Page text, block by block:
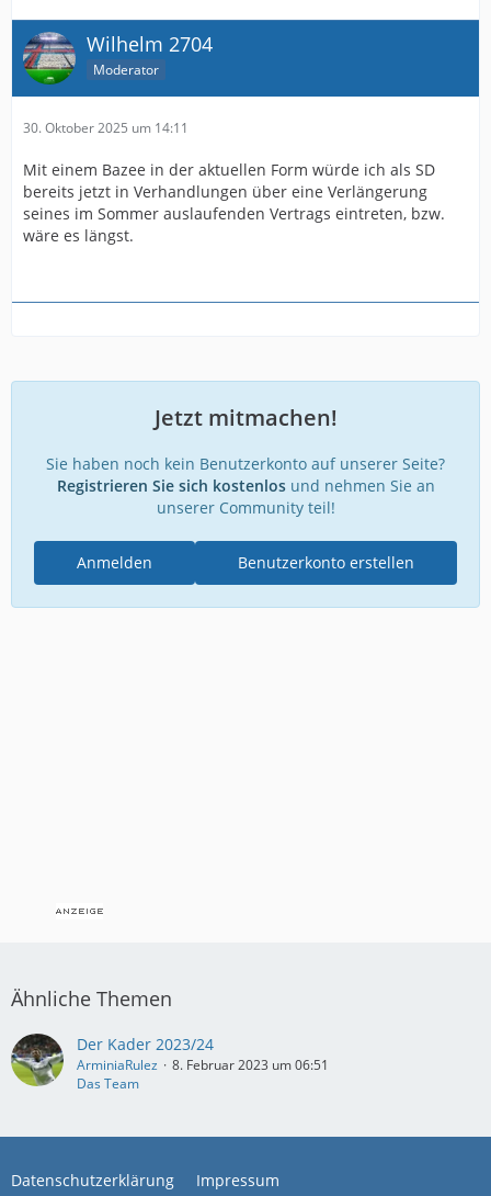
Wilhelm 2704
Moderator
30. Oktober 2025 um 14:11
Mit einem Bazee in der aktuellen Form würde ich als SD
bereits jetzt in Verhandlungen über eine Verlängerung
seines im Sommer auslaufenden Vertrags eintreten, bzw.
wäre es längst.
Jetzt mitmachen!
Sie haben noch kein Benutzerkonto auf unserer Seite?
Registrieren Sie sich kostenlosund nehmen Sie an
unserer Community teil!
Benutzerkonto erstellen
Anmelden
Ähnliche Themen
Der Kader 2023/24
ArminiaRulez
8. Februar 2023 um 06:51
Das Team
Datenschutzerklärung Impressum